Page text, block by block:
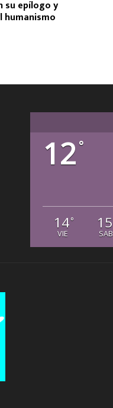
su epílogo y
humanismo
12 °
14°
VIE
15
SAB